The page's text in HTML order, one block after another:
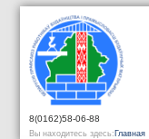
Вы находитесь здесь: Главная
8(0162)58-06-88